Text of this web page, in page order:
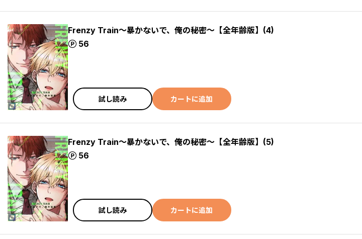
Frenzy Train～暴かないで、俺の秘密～【全年齢版】(4)
56
ポイント
試し読み カートに追加
Frenzy Train～暴かないで、俺の秘密～【全年齢版】(5)
56
ポイント
試し読み カートに追加